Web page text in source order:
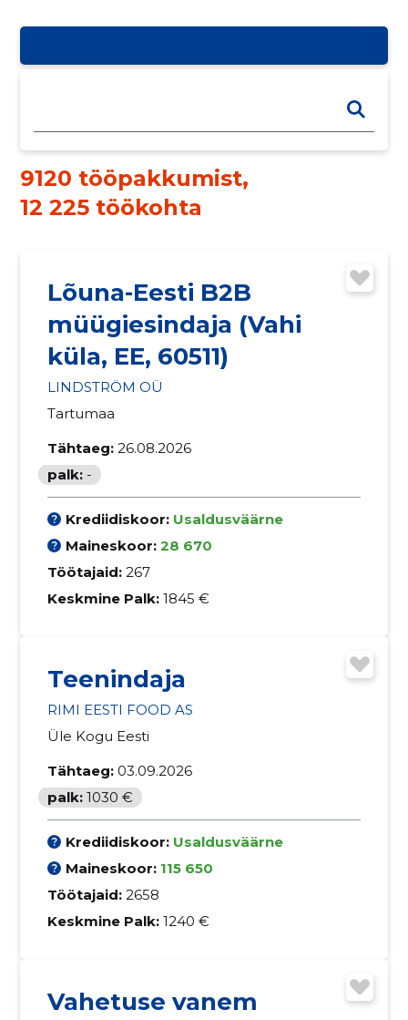
9120 tööpakkumist,
12 225 töökohta
Lõuna-Eesti B2B
müügiesindaja (Vahi
küla, EE, 60511)
LINDSTRÖM OÜ
Tartumaa
Tähtaeg: 26.08.2026
palk: -
Krediidiskoor: Usaldusväärne
Maineskoor: 28 670
Töötajaid: 267
Keskmine Palk: 1845 €
Teenindaja
RIMI EESTI FOOD AS
Üle Kogu Eesti
Tähtaeg: 03.09.2026
palk: 1030 €
Krediidiskoor: Usaldusväärne
Maineskoor: 115 650
Töötajaid: 2658
Keskmine Palk: 1240 €
Vahetuse vanem